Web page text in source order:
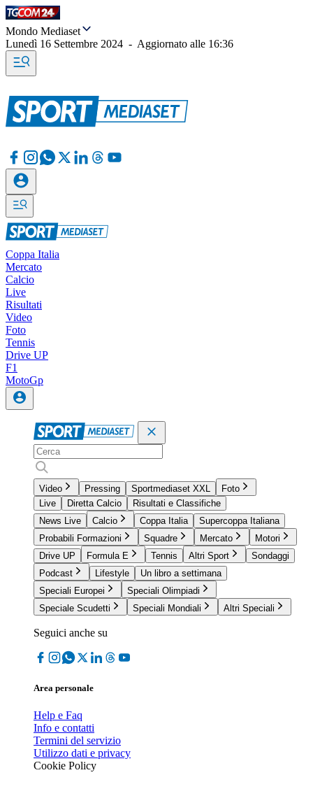
Mondo Mediaset
Lunedì 16 Settembre 2024 - Aggiornato alle 16:36
Coppa Italia
Mercato
Calcio
Live
Risultati
Video
Foto
Tennis
Drive UP
F1
MotoGp
Video Pressing Sportmediaset XXL
Foto
Live
Diretta Calcio
Risultati e Classifiche
News Live
Calcio Coppa Italia
Supercoppa Italiana
Probabili Formazioni
Squadre Mercato
Motori
Drive UP
Formula E Tennis Altri Sport
Sondaggi
Podcast
Lifestyle
Un libro a settimana
Speciali Europei
Speciali Olimpiadi
Speciale Scudetti
Speciali Mondiali Altri Speciali
Seguici anche su
Area personale
Help e Faq
Info e contatti
Termini del servizio
Utilizzo dati e privacy
Cookie Policy